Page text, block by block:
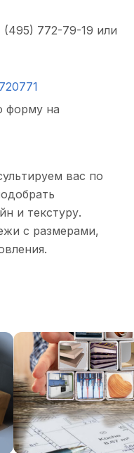
772-79-19 или
форму на
вас по
и текстуру.
с размерами,